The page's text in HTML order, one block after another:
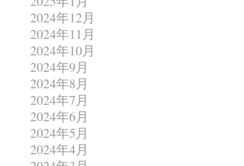
2024年12月
2024年11月
2024年10月
2024年9月
2024年8月
2024年7月
2024年6月
2024年5月
2024年4月